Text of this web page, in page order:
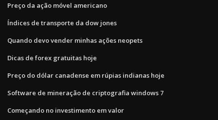
Preço da ação móvel americano
Índices de transporte da dow jones
Quando devo vender minhas ações neopets
Dicas de forex gratuitas hoje
Preço do dólar canadense em rúpias indianas hoje
Software de mineração de criptografia windows 7
Começando no investimento em valor